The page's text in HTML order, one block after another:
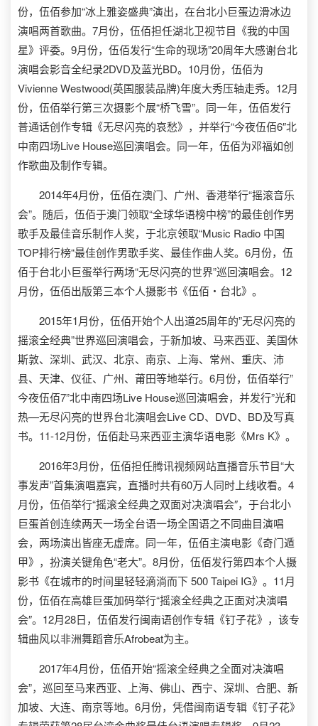
份，伍佰参加“冰上雅姿盛典”演出，在台北小巨蛋边滑冰边
演唱两首歌曲。7月份，伍佰担任湖北卫视节目《我的中国
星》评委。9月份，伍佰发行“生命的现场”20周年大感谢台北
演唱会影音全纪录2DVD及蓝光BD。10月份，伍佰为
Vivienne Westwood(英国服装品牌)年度大秀压轴走秀。12月
份，伍佰举行第三次摄影个展“桥飞雪”。同一年，伍佰发行
普通话创作专辑《无尽闪亮的哀愁》，并举行“今夜伍佰6″北
中南四场Live House巡回演唱会。同一年，伍佰为邓福如创
作歌曲及制作专辑。
2014年4月份，伍佰在澳门、广州、香港举行“摇滚音乐
会”。随后，伍佰于澳门领取“全球华语榜中榜”的最佳创作男
歌手及最佳音乐制作人奖，于北京领取“Music Radio 中国
TOP排行榜“最佳创作男歌手奖、最佳作曲人奖。6月份，伍
佰于台北小巨蛋举行两场“无尽闪亮的世界”巡回演唱会。12
月份，伍佰出版第三本个人摄影书《伍佰‧台北》。
2015年1月份，伍佰开始个人出道25周年的”无尽闪亮的
摇滚全经典”世界巡回演唱会，于新加坡、马来西亚、美国休
斯敦、深圳、武汉、北京、南京、上海、常州、重庆、沛
县、天津、仪征、广州、莆田等地举行。6月份，伍佰举行”
今夜伍佰7”北中南四场Live House巡回演唱会，并发行”光和
热—无尽闪亮的世界台北演唱会Live CD、DVD、BD及写真
书。11-12月份，伍佰赴马来西亚主演华语电影《Mrs K》。
2016年3月份，伍佰担任腾讯视频网站直播音乐节目“大
事发声”首集演唱嘉宾，直播时共有60万人同时上线收看。4
月份，伍佰举行“摇滚全经典之双面对决演唱会″，于台北小
巨蛋首创连续两天一场全台语一场全国语之不同曲目演唱
会，两场演出皆座无虚席。同一年，伍佰主演电影《奇门遁
甲》，扮演关键角色“老大”。8月份，伍佰发行第四本个人摄
影书《在城市的时间里轻轻滴淌而下 500 Taipei IG》。11月
份，伍佰在高雄巨蛋加码举行“摇滚全经典之正面对决演唱
会″。12月28日，伍佰发行闽南语创作专辑《钉子花》，该专
辑曲风以非洲舞蹈音乐Afrobeat为主。
2017年4月份，伍佰开始“摇滚全经典之全面对决演唱
会”，巡回至马来西亚、上海、佛山、西宁、深圳、合肥、新
加坡、大连、南京等地。6月份，凭借闽南语专辑《钉子花》